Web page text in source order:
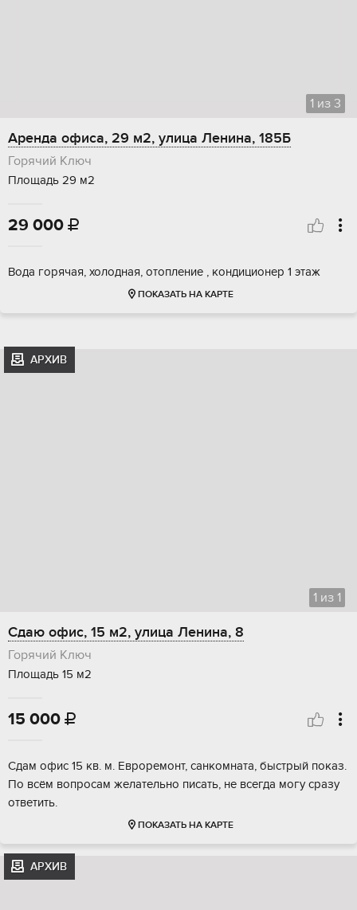
1 из 3
Аренда офиса, 29 м2, улица Ленина, 185Б
Горячий Ключ
Площадь 29 м2
29 000 
Вода горячая, холодная, отопление , кондиционер 1 этаж
ПОКАЗАТЬ НА КАРТЕ
АРХИВ
1 из 1
Сдаю офис, 15 м2, улица Ленина, 8
Горячий Ключ
Площадь 15 м2
15 000 
Сдам офис 15 кв. м. Евроремонт, санкомната, быстрый показ.
По всём вопросам желательно писать, не всегда могу сразу
ответить.
ПОКАЗАТЬ НА КАРТЕ
АРХИВ